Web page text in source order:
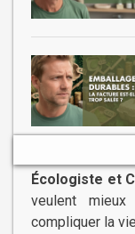
Écologiste et
veulent
compliquer la